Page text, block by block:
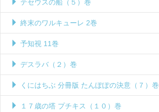
テセウスの船（５）巻
終末のワルキューレ 2巻
予知視 11巻
デスラバ（２）巻
くにはちぶ 分冊版 たんぽぽの決意（７）巻
１７歳の塔 プチキス（１０）巻